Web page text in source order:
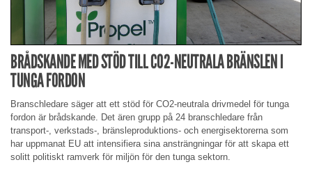
BRÅDSKANDE MED STÖD TILL CO2-NEUTRALA BRÄNSLEN I
TUNGA FORDON
Branschledare säger att ett stöd för CO2-neutrala drivmedel för tunga
fordon är brådskande. Det ären grupp på 24 branschledare från
transport-, verkstads-, bränsleproduktions- och energisektorerna som
har uppmanat EU att intensifiera sina ansträngningar för att skapa ett
solitt politiskt ramverk för miljön för den tunga sektorn.